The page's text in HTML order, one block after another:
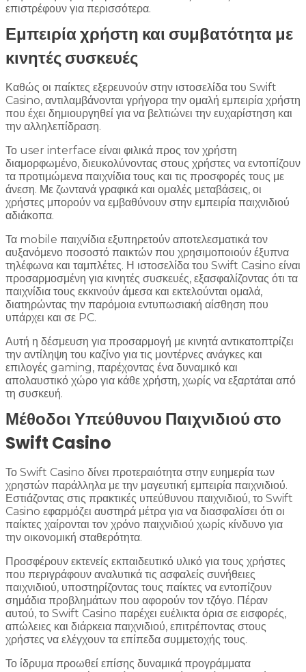
επιστρέφουν για περισσότερα.
Εμπειρία χρήστη και συμβατότητα με
κινητές συσκευές
Καθώς οι παίκτες εξερευνούν στην ιστοσελίδα του Swift
Casino, αντιλαμβάνονται γρήγορα την ομαλή εμπειρία χρήστη
που έχει δημιουργηθεί για να βελτιώνει την ευχαρίστηση και
την αλληλεπίδραση.
Το user interface είναι φιλικά προς τον χρήστη
διαμορφωμένο, διευκολύνοντας στους χρήστες να εντοπίζουν
τα προτιμώμενα παιχνίδια τους και τις προσφορές τους με
άνεση. Με ζωντανά γραφικά και ομαλές μεταβάσεις, οι
χρήστες μπορούν να εμβαθύνουν στην εμπειρία παιχνιδιού
αδιάκοπα.
Τα mobile παιχνίδια εξυπηρετούν αποτελεσματικά τον
αυξανόμενο ποσοστό παικτών που χρησιμοποιούν έξυπνα
τηλέφωνα και ταμπλέτες. Η ιστοσελίδα του Swift Casino είναι
προσαρμοσμένη για κινητές συσκευές, εξασφαλίζοντας ότι τα
παιχνίδια τους εκκινούν άμεσα και εκτελούνται ομαλά,
διατηρώντας την παρόμοια εντυπωσιακή αίσθηση που
υπάρχει και σε PC.
Αυτή η δέσμευση για προσαρμογή με κινητά αντικατοπτρίζει
την αντίληψη του καζίνο για τις μοντέρνες ανάγκες και
επιλογές gaming, παρέχοντας ένα δυναμικό και
απολαυστικό χώρο για κάθε χρήστη, χωρίς να εξαρτάται από
τη συσκευή.
Μέθοδοι Υπεύθυνου Παιχνιδιού στο
Swift Casino
Το Swift Casino δίνει προτεραιότητα στην ευημερία των
χρηστών παράλληλα με την μαγευτική εμπειρία παιχνιδιού.
Εστιάζοντας στις πρακτικές υπεύθυνου παιχνιδιού, το Swift
Casino εφαρμόζει αυστηρά μέτρα για να διασφαλίσει ότι οι
παίκτες χαίρονται τον χρόνο παιχνιδιού χωρίς κίνδυνο για
την οικονομική σταθερότητα.
Προσφέρουν εκτενείς εκπαιδευτικό υλικό για τους χρήστες
που περιγράφουν αναλυτικά τις ασφαλείς συνήθειες
παιχνιδιού, υποστηρίζοντας τους παίκτες να εντοπίζουν
σημάδια προβλημάτων που αφορούν τον τζόγο. Πέραν
αυτού, το Swift Casino παρέχει ευέλικτα όρια σε εισφορές,
απώλειες και διάρκεια παιχνιδιού, επιτρέποντας στους
χρήστες να ελέγχουν τα επίπεδα συμμετοχής τους.
Το ίδρυμα προωθεί επίσης δυναμικά προγράμματα